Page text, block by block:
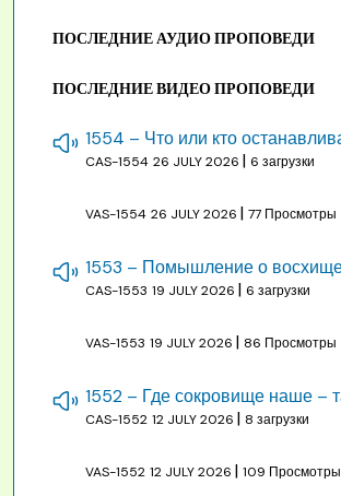
ПОСЛЕДНИЕ АУДИО ПРОПОВЕДИ
ПОСЛЕДНИЕ ВИДЕО ПРОПОВЕДИ
CAS-1554 26 JULY 2026 | 6 загрузки
VAS-1554 26 JULY 2026 | 77 Просмотры
CAS-1553 19 JULY 2026 | 6 загрузки
VAS-1553 19 JULY 2026 | 86 Просмотры
CAS-1552 12 JULY 2026 | 8 загрузки
VAS-1552 12 JULY 2026 | 109 Просмотры